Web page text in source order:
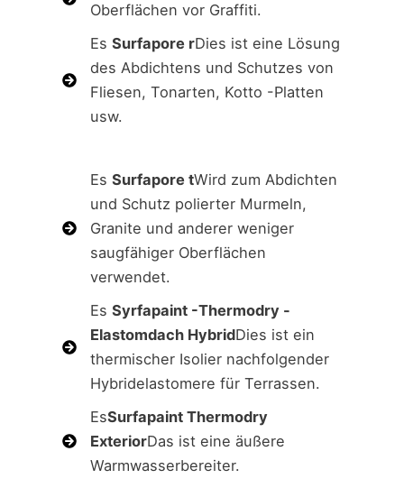
Oberflächen vor Graffiti.
EsSurfapore rDies ist eine Lösung
des Abdichtens und Schutzes von
Fliesen, Tonarten, Kotto -Platten
usw.
EsSurfapore tWird zum Abdichten
und Schutz polierter Murmeln,
Granite und anderer weniger
saugfähiger Oberflächen
verwendet.
EsSyrfapaint -Thermodry -
Elastomdach HybridDies ist ein
thermischer Isolier nachfolgender
Hybridelastomere für Terrassen.
EsSurfapaint Thermodry
ExteriorDas ist eine äußere
Warmwasserbereiter.